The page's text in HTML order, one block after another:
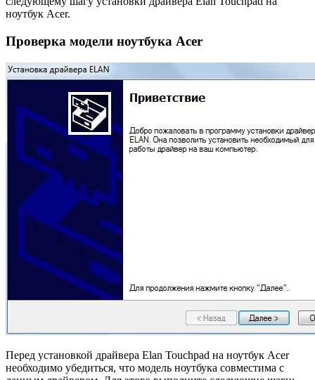
ноутбук Acer.
Проверка модели ноутбука Acer
Перед установкой драйвера Elan Touchpad на ноутбук Acer
необходимо убедиться, что модель ноутбука совместима с